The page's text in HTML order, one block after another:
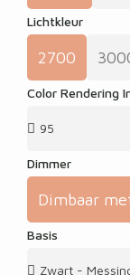
Lichtkleur
2700
Color Rendering
Dimmer
Dimbaar
Basis